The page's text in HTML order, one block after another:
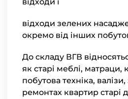
відходи зелених
окремо від інших
До складу ВГВ
як старі меблі,
побутова техніка,
ремонтах квартир старі